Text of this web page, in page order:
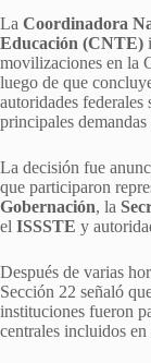
La Coordinadora
Educación (CNTE)
movilizaciones en la
luego de que
autoridades federales
principales
La decisión fue
que participaron
Gobernación, la
el ISSSTE y
Después de varias
Sección 22 señaló
instituciones fueron
centrales incluidos